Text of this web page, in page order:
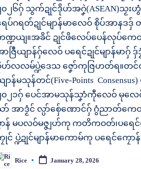
၀၂၆ဂှ် သွက်ဍုင်ဒိုဟ်အဂၞဲ(ASEAN)သၟ
ေပ်ဂရတ်ဍုင်မျာန်မာလေဝ် စိုပ်အာနဒဒှ်
ဏ္ဍယျ။အခိင် ဍုင်ဖိလေပ်ပေန်လုပ်ကေတ်
ာဇြဳယျာန်ဂှ်လေဝ် ပရေင်ဍုင်မျာန်မာဂှ်
ဟ်လလမ်ပ္ဍဲဒေသ ဇၞော်ကုဇြဟတ်ရ။တင်
ာန်မသုန်တင်(Five-Points
၀၂၁ဂှ် ပေင်အာမသုန်သၞာံကီုလေဝ် မုလ
ာ် အာဒၟံင် လ္ပာ်စ်ှေဏောင်ဂှ် ဂွံညာတ်ကေ
ာန် မပလဝ်မဇ္ဇျဟ်ကု ကတိကဝတ်၊ပရေ
င် ပ္ဍဲဍုင်မျာန်မာကောမ်ကု ပရေင်ကၠော
Rice January 28, 2026